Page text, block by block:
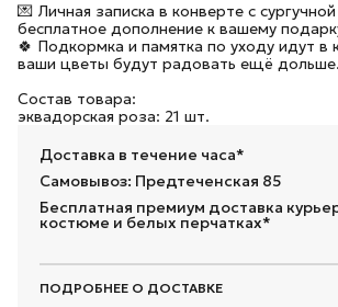
💌 Личная записка в конверте с
бесплатное дополнение к вашему
🍀 Подкормка и памятка по уходу идут в
ваши цветы будут радовать ещё дольше.
Состав товара:
эквадорская роза: 21 шт.
Доставка в течение часа*
Самовывоз: Предтеченская 85
Бесплатная премиум доставка
костюме и белых перчатках*
ПОДРОБНЕЕ О ДОСТАВКЕ